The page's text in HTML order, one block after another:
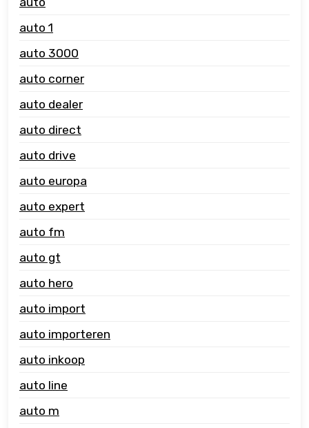
auto 1
auto 3000
auto corner
auto dealer
auto direct
auto drive
auto europa
auto expert
auto fm
auto gt
auto hero
auto import
auto importeren
auto inkoop
auto line
auto m